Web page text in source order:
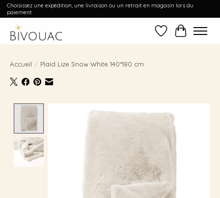
Choisissez une expédition, une livraison ou un retrait en magasin lors du
paiement
Liste dePanier
Accueil / Plaid Lize Snow White 140*180 cm
Product image slideshow Items